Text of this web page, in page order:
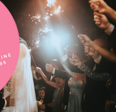
op met
Salland